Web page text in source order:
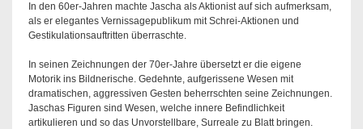
In den 60er-Jahren machte Jascha als Aktionist auf sich aufmerksam,
als er elegantes Vernissagepublikum mit Schrei-Aktionen und
Gestikulationsauftritten überraschte.
In seinen Zeichnungen der 70er-Jahre übersetzt er die eigene
Motorik ins Bildnerische. Gedehnte, aufgerissene Wesen mit
dramatischen, aggressiven Gesten beherrschten seine Zeichnungen.
Jaschas Figuren sind Wesen, welche innere Befindlichkeit
artikulieren und so das Unvorstellbare, Surreale zu Blatt bringen.